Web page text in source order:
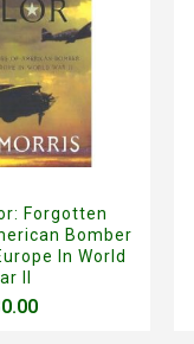
Forgotten
Bomber
In World
II